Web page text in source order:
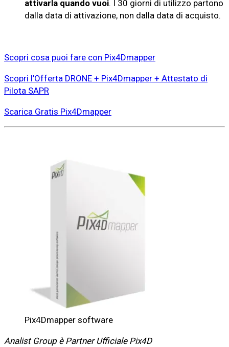
attivarla quando vuoi. I 30 giorni di utilizzo partono
dalla data di attivazione, non dalla data di acquisto.
Scopri cosa puoi fare con Pix4Dmapper
Scopri l’Offerta DRONE + Pix4Dmapper + Attestato di
Pilota SAPR
Scarica Gratis Pix4Dmapper
Pix4Dmapper software
Analist Group è Partner Ufficiale Pix4D